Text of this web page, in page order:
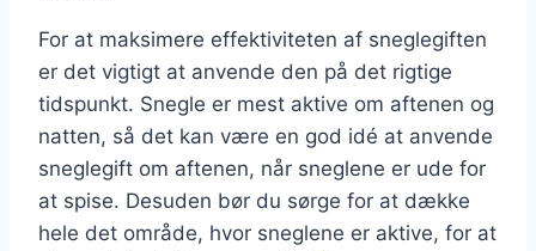
For at maksimere effektiviteten af sneglegiften
er det vigtigt at anvende den på det rigtige
tidspunkt. Snegle er mest aktive om aftenen og
natten, så det kan være en god idé at anvende
sneglegift om aftenen, når sneglene er ude for
at spise. Desuden bør du sørge for at dække
hele det område, hvor sneglene er aktive, for at